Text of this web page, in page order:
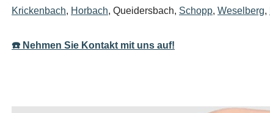
Krickenbach, Horbach, Queidersbach, Schopp, Weselberg,
☎️ Nehmen Sie Kontakt mit uns auf!